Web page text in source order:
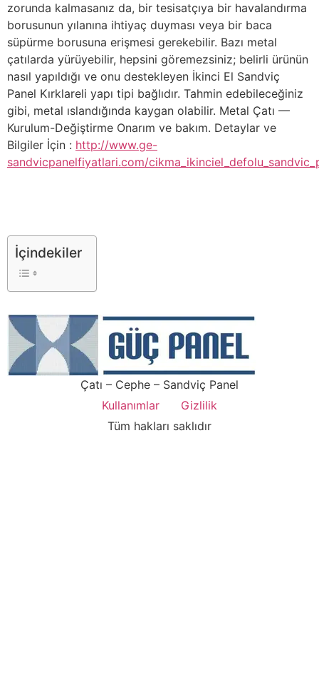
zorunda kalmasanız da, bir tesisatçıya bir havalandırma
borusunun yılanına ihtiyaç duyması veya bir baca
süpürme borusuna erişmesi gerekebilir. Bazı metal
çatılarda yürüyebilir, hepsini göremezsiniz; belirli ürünün
nasıl yapıldığı ve onu destekleyen İkinci El Sandviç
Panel Kırklareli yapı tipi bağlıdır. Tahmin edebileceğiniz
gibi, metal ıslandığında kaygan olabilir. Metal Çatı —
Kurulum-Değiştirme Onarım ve bakım. Detaylar ve
Bilgiler İçin : http://www.ge-
sandvicpanelfiyatlari.com/
İçindekiler
Çatı – Cephe – Sandviç Panel
Kullanımlar
Gizlilik
Tüm hakları saklıdır